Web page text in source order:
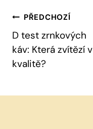
Navigace
Pro
Příspěvek
PŘEDCHOZÍ
D test zrnkových
káv: Která zvítězí v
kvalitě?